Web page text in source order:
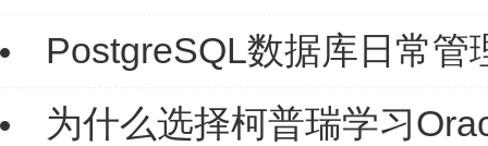
PostgreSQL数据库日常管
为什么选择柯普瑞学习